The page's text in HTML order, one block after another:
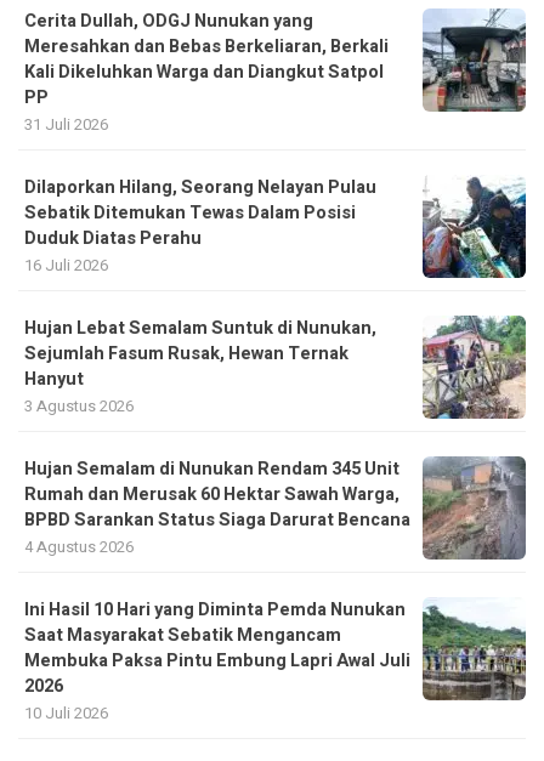
Cerita Dullah, ODGJ Nunukan yang
Meresahkan dan Bebas Berkeliaran, Berkali
Kali Dikeluhkan Warga dan Diangkut Satpol
PP
31 Juli 2026
Dilaporkan Hilang, Seorang Nelayan Pulau
Sebatik Ditemukan Tewas Dalam Posisi
Duduk Diatas Perahu
16 Juli 2026
Hujan Lebat Semalam Suntuk di Nunukan,
Sejumlah Fasum Rusak, Hewan Ternak
Hanyut
3 Agustus 2026
Hujan Semalam di Nunukan Rendam 345 Unit
Rumah dan Merusak 60 Hektar Sawah Warga,
BPBD Sarankan Status Siaga Darurat Bencana
4 Agustus 2026
Ini Hasil 10 Hari yang Diminta Pemda Nunukan
Saat Masyarakat Sebatik Mengancam
Membuka Paksa Pintu Embung Lapri Awal Juli
2026
10 Juli 2026